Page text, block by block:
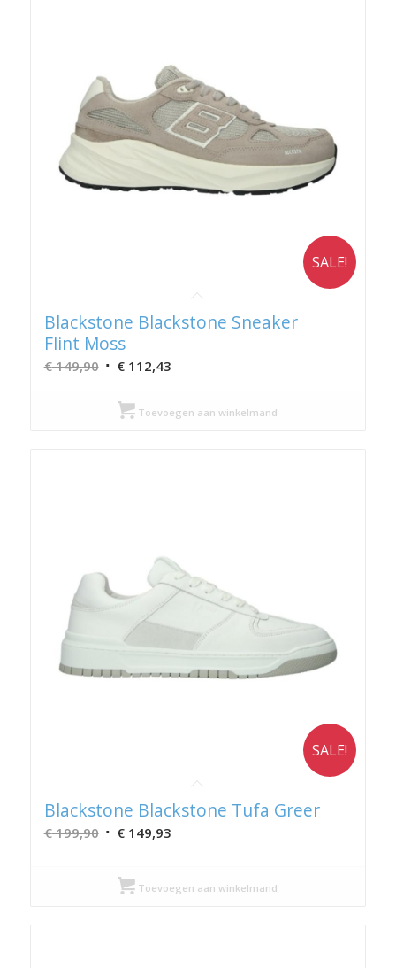
SALE!
Blackstone Blackstone Sneaker
Flint Moss
€149,90 Oorspronkelijke
was:
€112,43Huidige
is:
Toevoegen aan winkelmand
SALE!
Blackstone Blackstone Tufa Greer
€199,90 Oorspronkelijke
was:
€ 199,90.
€149,93Huidige
€ 149,93.
Toevoegen aan winkelmand